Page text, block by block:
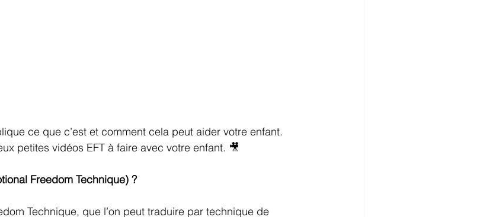
ce que c’est et comment cela peut aider votre enfant.
petites vidéos EFT à faire avec votre enfant. 🎥
Freedom Technique) ?
Technique, que l’on peut traduire par technique de